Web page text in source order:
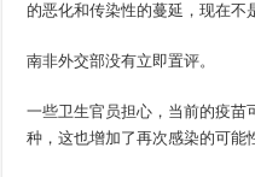
的恶化和传染性的蔓延，现在不
南非外交部没有立即置评。
一些卫生官员担心，当前的疫苗
种，这也增加了再次感染的可能